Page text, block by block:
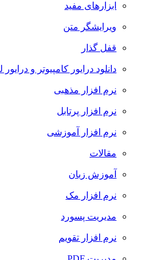
ابزارهای مفید
ویرایشگر متن
قفل گذار
دانلود درایور کامپیوتر و درایور لپ تاپ
نرم افزار مذهبی
نرم افزار پرتابل
نرم افزار آموزشی
مقالات
آموزش زبان
نرم افزار مک
مدیریت پسورد
نرم افزار تقویم